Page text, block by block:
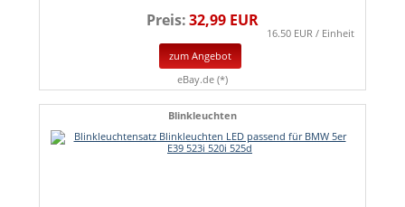
Preis:32,99 EUR
16.50 EUR / Einheit
zum Angebot
eBay.de (*)
Blinkleuchten